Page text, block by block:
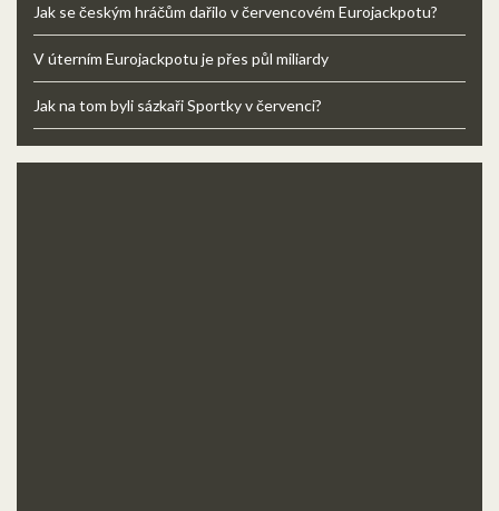
Jak se českým hráčům dařilo v červencovém Eurojackpotu?
V úterním Eurojackpotu je přes půl miliardy
Jak na tom byli sázkaři Sportky v červenci?